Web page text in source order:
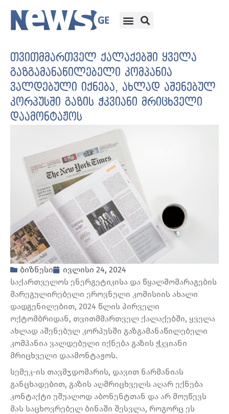
თვითმმართველ ქალაქებში ყველა
გაზგამანაწილებელი კომპანია
ვალდებული იქნება, ახლად აშენებულ
კორპუსში გაზის ჭკვიანი მრიცხველი
დაამონტაჟოს
ბიზნესი
ივლისი 24, 2024
საქართველოს ენერგეტიკისა და წყალმომარაგების
მარეგულირებელი ეროვნული კომისიის ახალი
დადგენილებით, 2024 წლის პირველი
ოქტომბრიდან, თვითმმართველ ქალაქებში, ყველა
ახლად აშენებულ კორპუსში გაზგამანაწილებელი
კომპანია ვალდებული იქნება გაზის ჭკვიანი
მრიცხველი დაამონტაჟოს.
სემეკ-ის თავმჯდომარის, დავით ნარმანიას
განცხადებით, გაზის აღმრიცხველს აღარ ექნება
კონტაქტი უშუალოდ აბონენტთან და არ მოუწევს
მას საცხოვრებელ ბინაში შესვლა, როგორც ეს